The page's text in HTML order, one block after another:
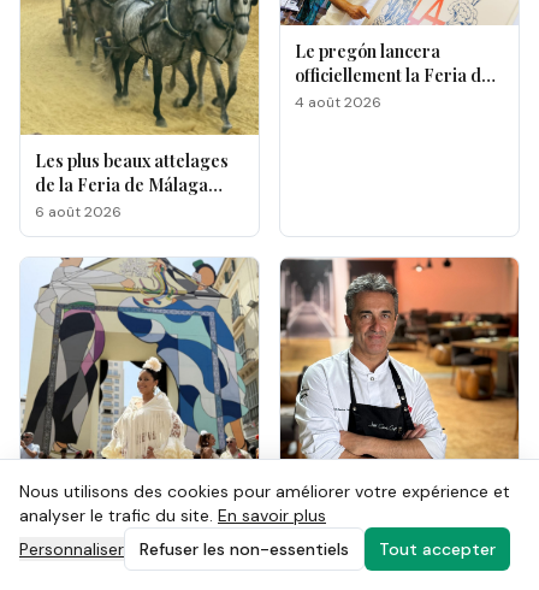
Les plus beaux attelages
de la Feria de Málaga
s'affrontent à La
Malagueta
6 août 2026
Le pregón lancera
officiellement la Feria de
Málaga 2026
4 août 2026
José Carlos García tourne
une page de l’histoire
gastronomique de Malaga
Nous utilisons des cookies pour améliorer votre expérience et
analyser le trafic du site. En savoir plus
Personnaliser
Refuser les non-essentiels Tout accepter